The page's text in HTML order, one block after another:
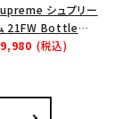
シュプリー
21FW Bottle
Webbing
チェイン パープル
(税込)